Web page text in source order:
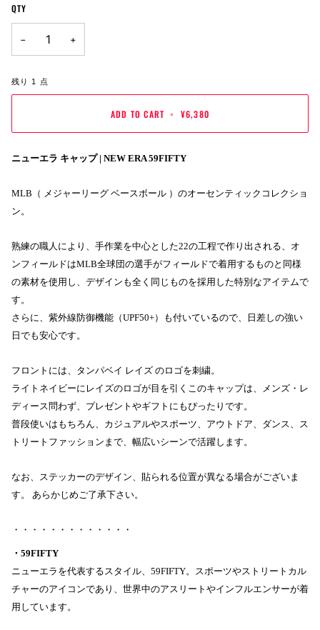
UNAVAILABLE
QTY
− +
残り 1 点
ADD TO CART • ¥6,380
ニューエラ キャップ | NEW ERA 59FIFTY
MLB（ メジャーリーグ ベースボール ）のオーセンティックコレクショ
ン。
熟練の職人により、手作業を中心とした22の工程で作り出される、オ
ンフィールドはMLB全球団の選手がフィールドで着用するものと同様
の素材を使用し、デザインも全く同じものを採用した特別なアイテムで
す。
さらに、紫外線防御機能（UPF50+）も付いているので、日差しの強い
日でも安心です。
フロントには、タンパベイ レイズ のロゴを刺繍。
ライトネイビーにレイズのロゴが目を引くこのキャップは、メンズ・レ
ディース問わず、プレゼントやギフトにもぴったりです。
普段使いはもちろん、カジュアルやスポーツ、アウトドア、ダンス、ス
トリートファッションまで、幅広いシーンで活躍します。
なお、ステッカーのデザイン、貼られる位置が異なる場合がございま
す。 あらかじめご了承下さい。
・・・・・・・・・・・・・
・59FIFTY
ニューエラを代表するスタイル、59FIFTY。スポーツやストリートカル
チャーのアイコンであり、世界中のアスリートやインフルエンサーが着
用しています。